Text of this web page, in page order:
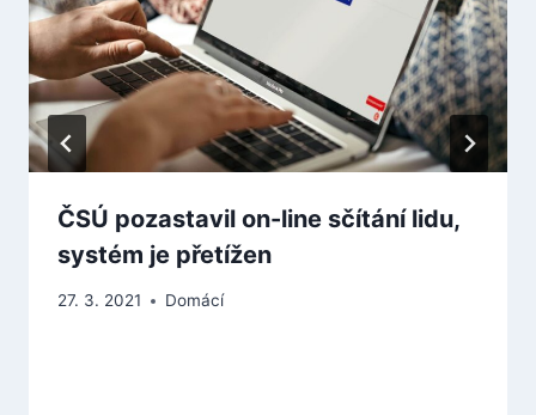
ČSÚ pozastavil on-line sčítání lidu,
systém je přetížen
27. 3. 2021 Domácí